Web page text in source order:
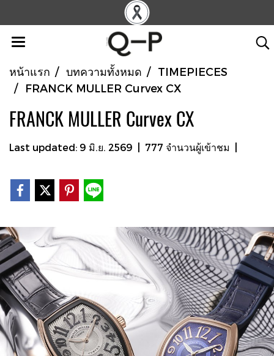
หน้าแรก บทความทั้งหมด
TIMEPIECES
FRANCK MULLER Curvex CX
FRANCK MULLER Curvex CX
Last updated: 9 มิ.ย. 2569 777 จำนวนผู้เข้าชม